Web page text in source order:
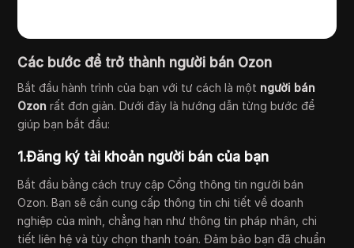
Các bước để trở thành người bán Ozon
Bắt đầu hành trình của bạn với tư cách là một người bán
Ozon rất đơn giản. Dưới đây là hướng dẫn từng bước để
giúp bạn bắt đầu:
1.Đăng ký tài khoản người bán của bạn
Bắt đầu bằng cách truy cập Cổng thông tin người bán
Ozon. Bạn sẽ cần cung cấp thông tin chi tiết về doanh
nghiệp của mình, chẳng hạn như thông tin pháp nhân, chi
tiết liên hệ và tùy chọn thanh toán. Đảm bảo bạn đã chuẩn